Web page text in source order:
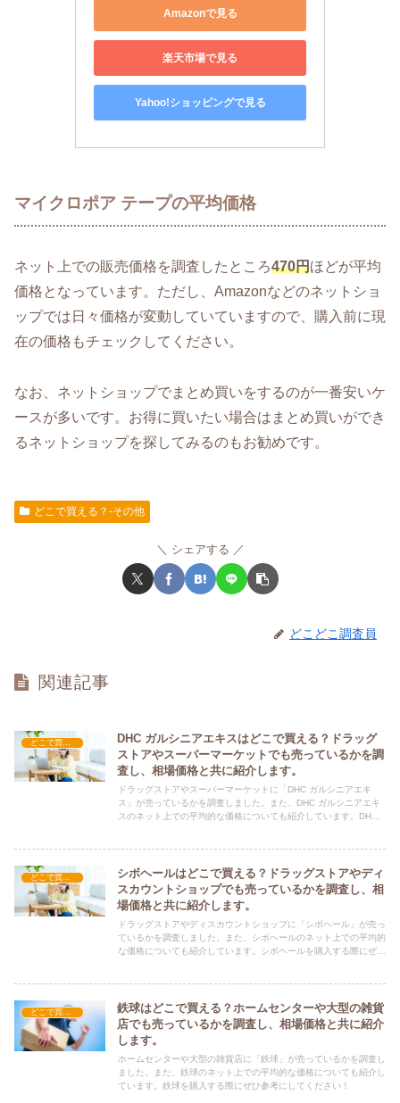
Amazonで見る
楽天市場で見る
Yahoo!ショッピングで見る
マイクロポア テープの平均価格
ネット上での販売価格を調査したところ470円ほどが平均
価格となっています。ただし、Amazonなどのネットショ
ップでは日々価格が変動していていますので、購入前に現
在の価格もチェックしてください。
なお、ネットショップでまとめ買いをするのが一番安いケ
ースが多いです。お得に買いたい場合はまとめ買いができ
るネットショップを探してみるのもお勧めです。
どこで買える？-その他
シェアする
どこどこ調査員
関連記事
どこで買える？-その他
DHC ガルシニアエキスはどこで買える？ドラッグ
ストアやスーパーマーケットでも売っているかを調
査し、相場価格と共に紹介します。
ドラッグストアやスーパーマーケットに「DHC ガルシニアエキ
ス」が売っているかを調査しました。また、DHC ガルシニアエキ
スのネット上での平均的な価格についても紹介しています。DHC
シボヘールはどこで買える？ドラッグストアやディ
スカウントショップでも売っているかを調査し、相
場価格と共に紹介します。
ドラッグストアやディスカウントショップに「シボヘール」が売っ
ているかを調査しました。また、シボヘールのネット上での平均的
な価格についても紹介しています。シボヘールを購入する際にぜひ
鉄球はどこで買える？ホームセンターや大型の雑貨
店でも売っているかを調査し、相場価格と共に紹介
します。
ホームセンターや大型の雑貨店に「鉄球」が売っているかを調査し
ました。また、鉄球のネット上での平均的な価格についても紹介し
ています。鉄球を購入する際にぜひ参考にしてください！